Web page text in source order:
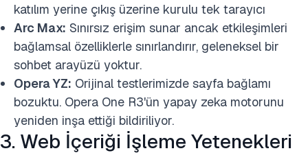
katılım yerine çıkış üzerine kurulu tek tarayıcı
Arc Max: Sınırsız erişim sunar ancak etkileşimleri
bağlamsal özelliklerle sınırlandırır, geleneksel bir
sohbet arayüzü yoktur.
Opera YZ: Orijinal testlerimizde sayfa bağlamı
bozuktu. Opera One R3'ün yapay zeka motorunu
yeniden inşa ettiği bildiriliyor.
3. Web İçeriği İşleme Yetenekleri